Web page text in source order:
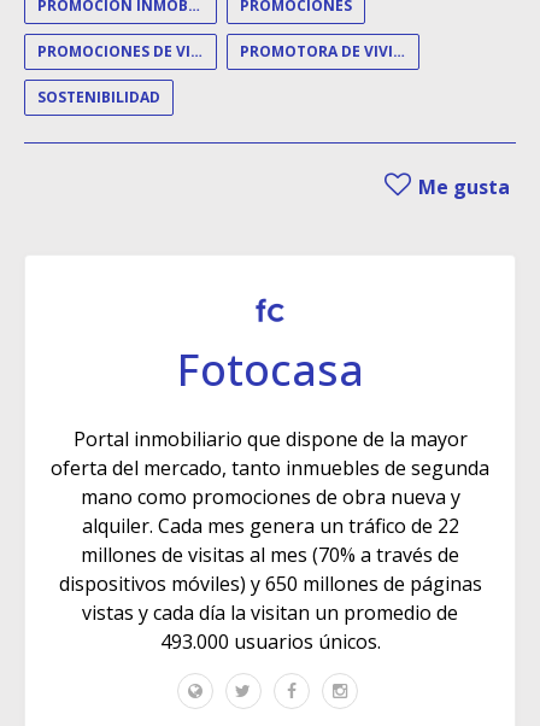
PROMOCIÓN INMOBILIARIA PROMOCIONES
PROMOCIONES DE VIVIENDA PROMOTORA DE VIVIENDAS
SOSTENIBILIDAD
Me gusta
Fotocasa
Portal inmobiliario que dispone de la mayor
oferta del mercado, tanto inmuebles de segunda
mano como promociones de obra nueva y
alquiler. Cada mes genera un tráfico de 22
millones de visitas al mes (70% a través de
dispositivos móviles) y 650 millones de páginas
vistas y cada día la visitan un promedio de
493.000 usuarios únicos.